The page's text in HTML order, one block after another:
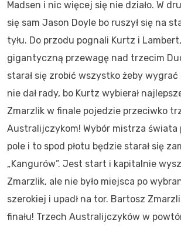
Madsen i nic więcej się nie działo. W
się sam Jason Doyle bo ruszył się na
tyłu. Do przodu pognali Kurtz i
gigantyczną przewagę nad trzecim
starał się zrobić wszystko żeby
nie dał rady, bo Kurtz wybierał
Zmarzlik w finale pojedzie przeciwko
Australijczykom! Wybór mistrza świata
pole i to spod płotu będzie starał się
„Kangurów”. Jest start i kapitalnie
Zmarzlik, ale nie było miejsca po
szerokiej i upadł na tor. Bartosz
finału! Trzech Australijczyków w